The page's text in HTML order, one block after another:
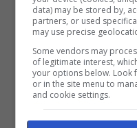
sfortuna di
entrambe
stagione.
anche uno
sempre il
data) may be stored by,
partners, or used
may use precise
Some vendors may
of legitimate interest,
your options below. Look
or in the site menu to
and cookie settings.